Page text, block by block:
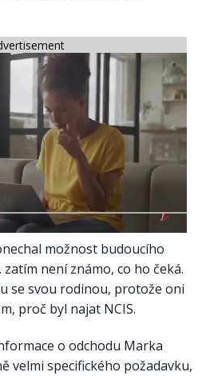
možnost budoucího
není známo, co ho čeká.
se svou rodinou, protože oni
proč byl najat NCIS.
o odchodu Marka
velmi specifického požadavku,